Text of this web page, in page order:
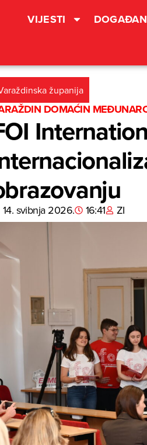
VIJESTI
županija
DOMAĆIN
14. svibnja 2026. 16:41 ZI